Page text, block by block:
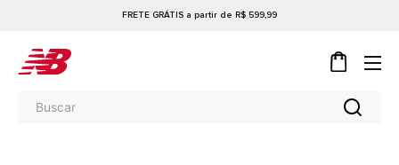
FRETE GRÁTIS a partir de R$ 599,99